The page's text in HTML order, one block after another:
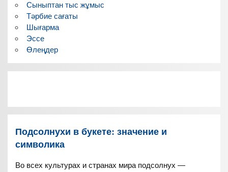
Сыныптан тыс жұмыс
Тәрбие сағаты
Шығарма
Эссе
Өлеңдер
Подсолнухи в букете: значение и
символика
Во всех культурах и странах мира подсолнух —